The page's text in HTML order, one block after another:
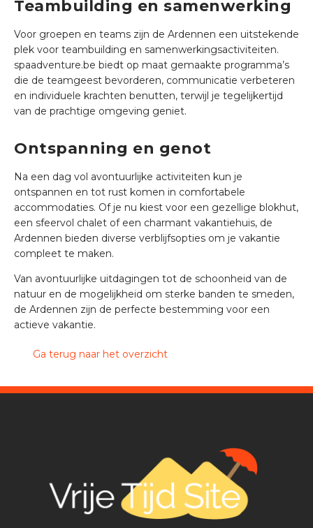
Teambuilding en samenwerking
Voor groepen en teams zijn de Ardennen een uitstekende
plek voor teambuilding en samenwerkingsactiviteiten.
spaadventure.be biedt op maat gemaakte programma’s
die de teamgeest bevorderen, communicatie verbeteren
en individuele krachten benutten, terwijl je tegelijkertijd
van de prachtige omgeving geniet.
Ontspanning en genot
Na een dag vol avontuurlijke activiteiten kun je
ontspannen en tot rust komen in comfortabele
accommodaties. Of je nu kiest voor een gezellige blokhut,
een sfeervol chalet of een charmant vakantiehuis, de
Ardennen bieden diverse verblijfsopties om je vakantie
compleet te maken.
Van avontuurlijke uitdagingen tot de schoonheid van de
natuur en de mogelijkheid om sterke banden te smeden,
de Ardennen zijn de perfecte bestemming voor een
actieve vakantie.
Ga terug naar het overzicht